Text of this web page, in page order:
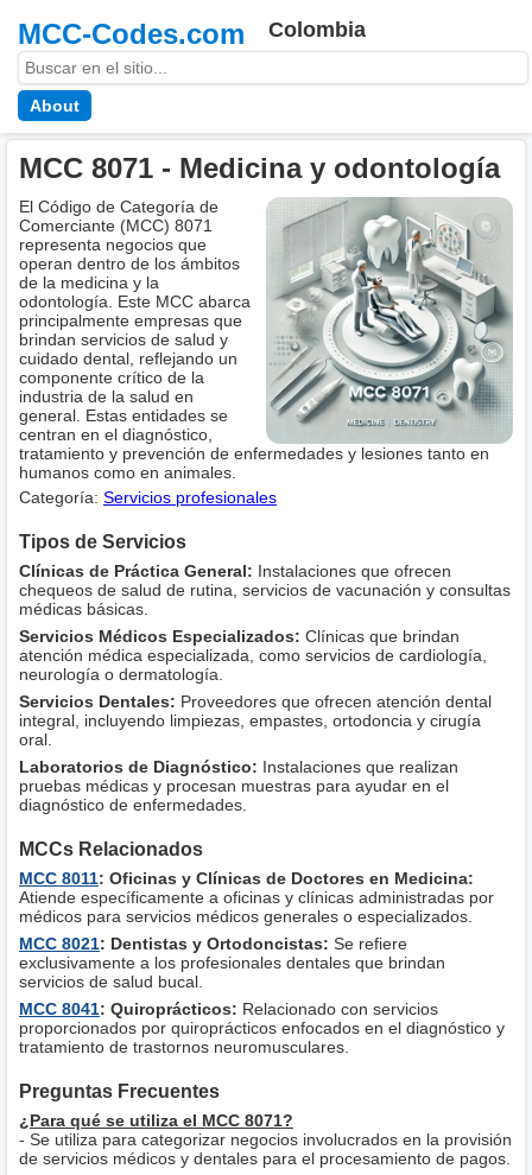
MCC-Codes.com Colombia
About
MCC 8071 - Medicina y odontología
El Código de Categoría de
Comerciante (MCC) 8071
representa negocios que
operan dentro de los ámbitos
de la medicina y la
odontología. Este MCC abarca
principalmente empresas que
brindan servicios de salud y
cuidado dental, reflejando un
componente crítico de la
industria de la salud en
general. Estas entidades se
centran en el diagnóstico,
tratamiento y prevención de enfermedades y lesiones tanto en
humanos como en animales.
Categoría: Servicios profesionales
Tipos de Servicios
Clínicas de Práctica General: Instalaciones que ofrecen
chequeos de salud de rutina, servicios de vacunación y consultas
médicas básicas.
Servicios Médicos Especializados: Clínicas que brindan
atención médica especializada, como servicios de cardiología,
neurología o dermatología.
Servicios Dentales: Proveedores que ofrecen atención dental
integral, incluyendo limpiezas, empastes, ortodoncia y cirugía
oral.
Laboratorios de Diagnóstico: Instalaciones que realizan
pruebas médicas y procesan muestras para ayudar en el
diagnóstico de enfermedades.
MCCs Relacionados
MCC 8011: Oficinas y Clínicas de Doctores en Medicina:
Atiende específicamente a oficinas y clínicas administradas por
médicos para servicios médicos generales o especializados.
MCC 8021: Dentistas y Ortodoncistas: Se refiere
exclusivamente a los profesionales dentales que brindan
servicios de salud bucal.
MCC 8041: Quiroprácticos: Relacionado con servicios
proporcionados por quiroprácticos enfocados en el diagnóstico y
tratamiento de trastornos neuromusculares.
Preguntas Frecuentes
¿Para qué se utiliza el MCC 8071?
- Se utiliza para categorizar negocios involucrados en la provisión
de servicios médicos y dentales para el procesamiento de pagos.